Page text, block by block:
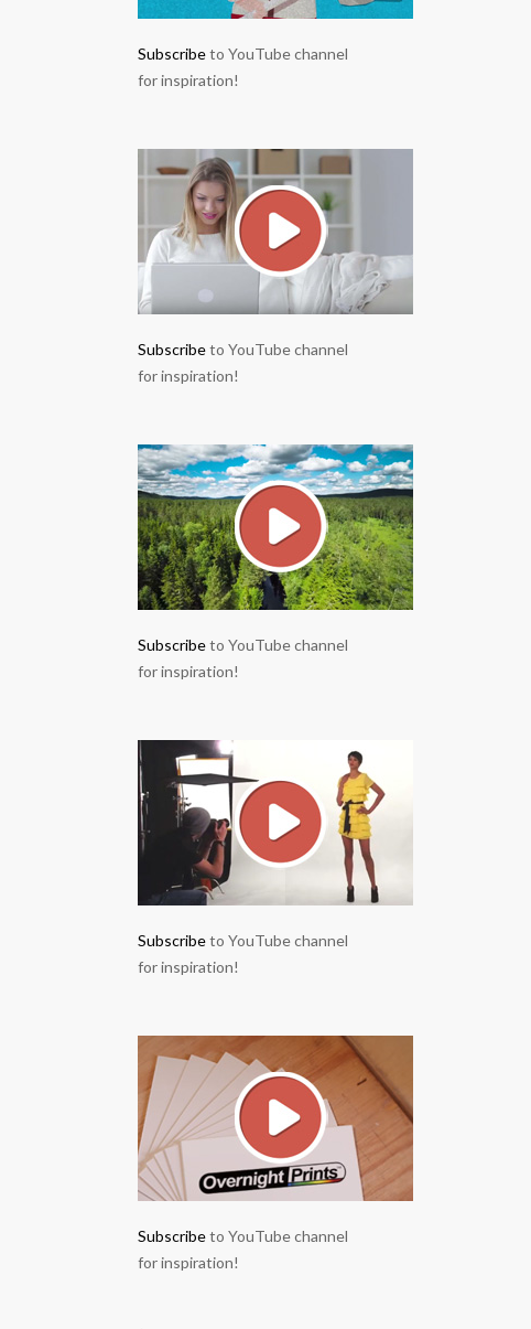
Subscribeto YouTube channel
for inspiration!
Subscribeto YouTube channel
for inspiration!
Subscribeto YouTube channel
for inspiration!
Subscribeto YouTube channel
for inspiration!
Subscribeto YouTube channel
for inspiration!